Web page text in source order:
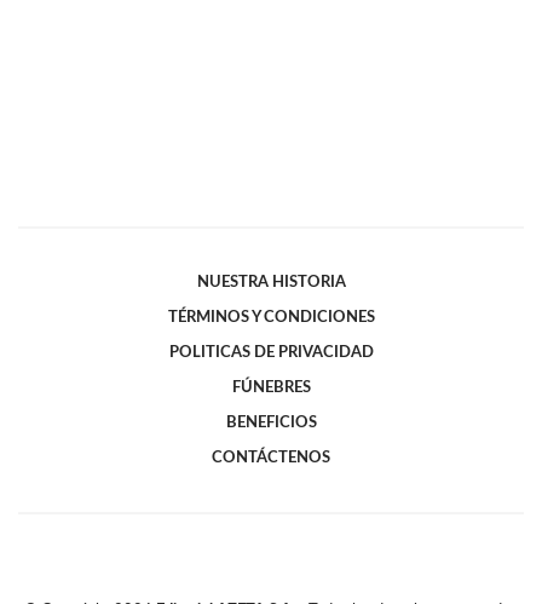
NUESTRA HISTORIA
TÉRMINOS Y CONDICIONES
POLITICAS DE PRIVACIDAD
FÚNEBRES
BENEFICIOS
CONTÁCTENOS